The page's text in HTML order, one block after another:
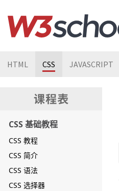
HTML CSS JAVASCRIPT
CSS 基础教程
CSS 教程
CSS 简介
CSS 语法
CSS 选择器